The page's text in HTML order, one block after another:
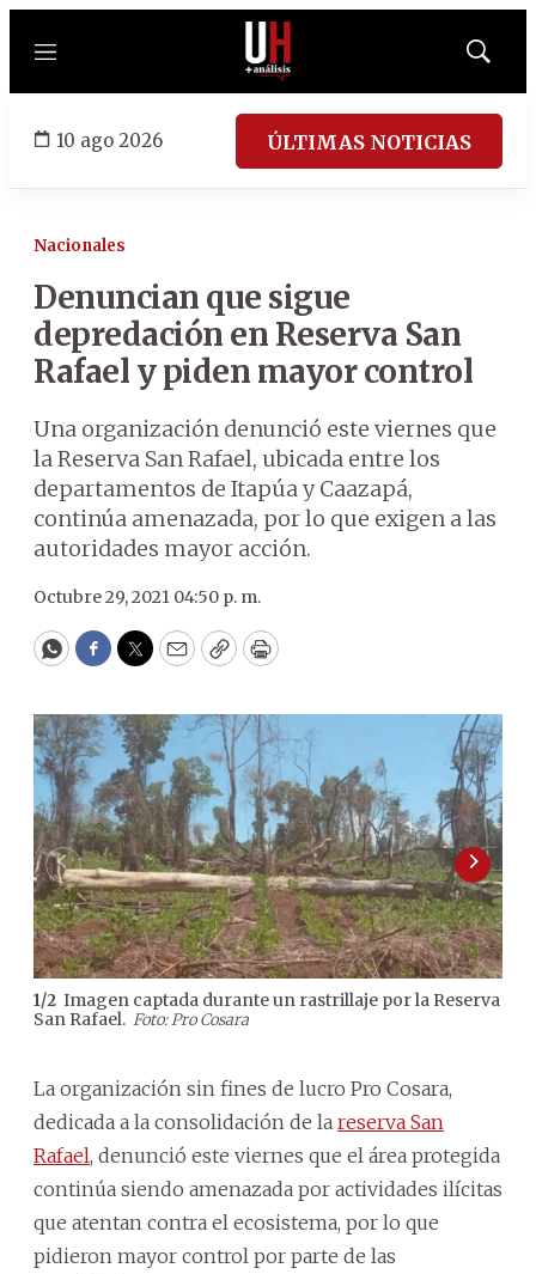
Menú
Mostrar
10 ago 2026 ÚLTIMAS NOTICIAS
Nacionales
Denuncian que sigue
depredación en Reserva San
Rafael y piden mayor control
Una organización denunció este viernes que
la Reserva San Rafael, ubicada entre los
departamentos de Itapúa y Caazapá,
continúa amenazada, por lo que exigen a las
autoridades mayor acción.
Octubre 29, 2021 04:50 p. m.
WhatsApp
Facebook
Twitter
EmailCopyPrint
1/2 Imagen captada durante un rastrillaje por la Reserva
San Rafael. Foto: Pro Cosara
La organización sin fines de lucro Pro Cosara,
dedicada a la consolidación de la reserva San
Rafael, denunció este viernes que el área protegida
continúa siendo amenazada por actividades ilícitas
que atentan contra el ecosistema, por lo que
pidieron mayor control por parte de las